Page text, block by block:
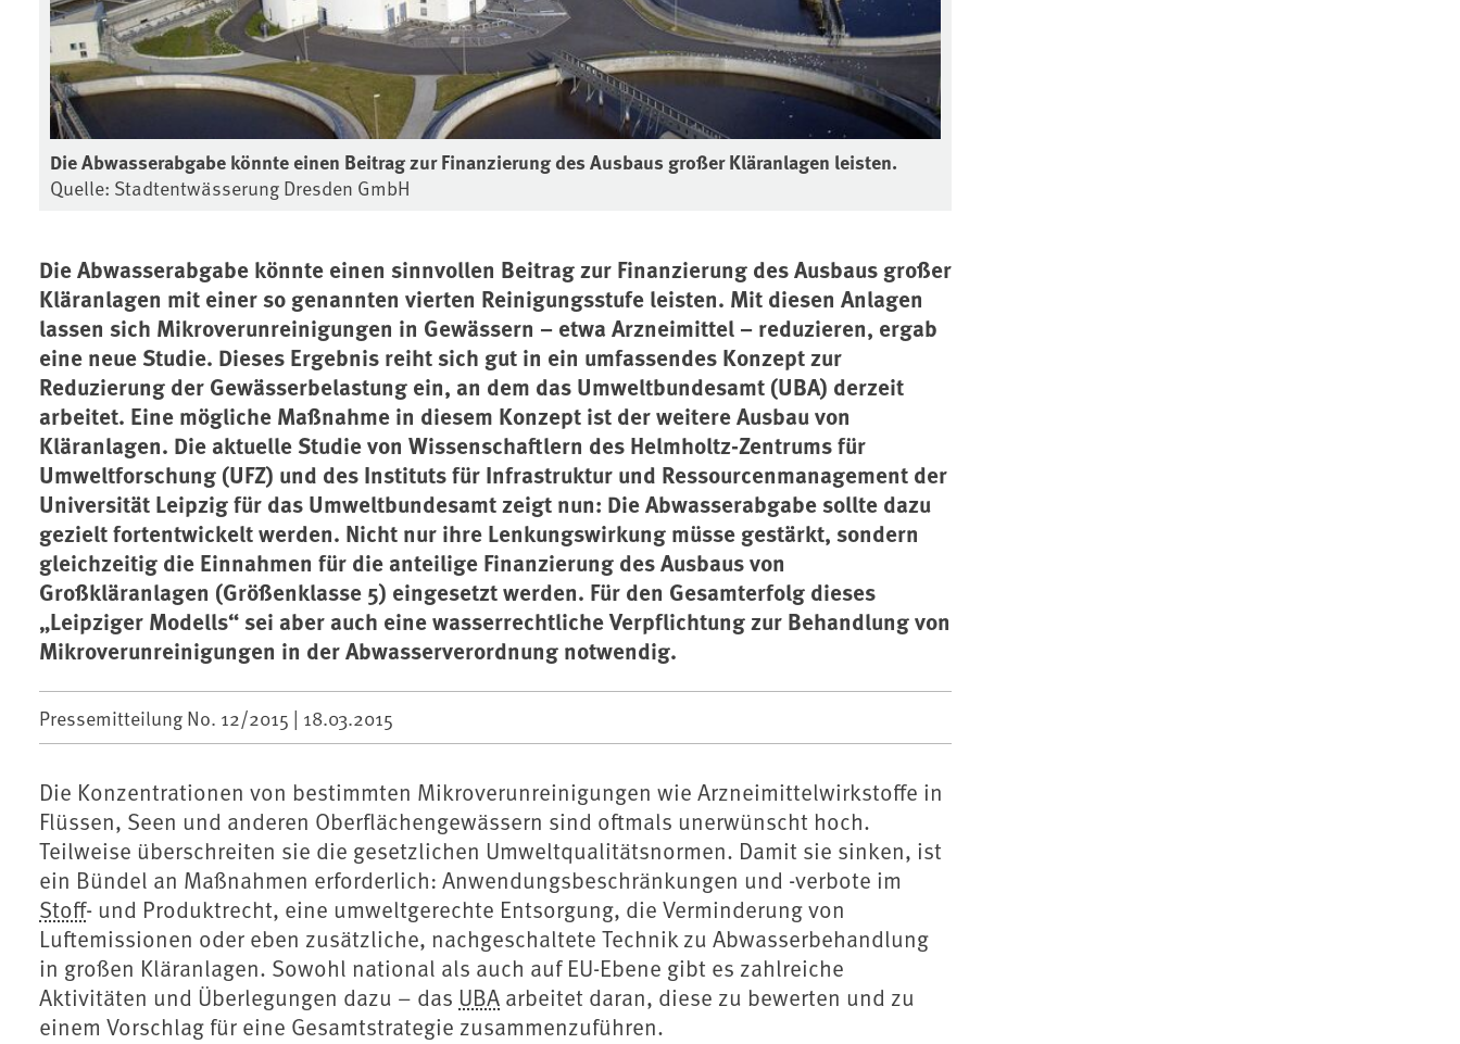
Die Abwasserabgabe könnte einen Beitrag zur Finanzierung des Ausbaus großer Kläranlagen leisten.
Quelle: Stadtentwässerung Dresden GmbH
Die Abwasserabgabe könnte einen sinnvollen Beitrag zur Finanzierung des Ausbaus großer
Kläranlagen mit einer so genannten vierten Reinigungsstufe leisten. Mit diesen Anlagen
lassen sich Mikroverunreinigungen in Gewässern – etwa Arzneimittel – reduzieren, ergab
eine neue Studie. Dieses Ergebnis reiht sich gut in ein umfassendes Konzept zur
Reduzierung der Gewässerbelastung ein, an dem das Umweltbundesamt (UBA) derzeit
arbeitet. Eine mögliche Maßnahme in diesem Konzept ist der weitere Ausbau von
Kläranlagen. Die aktuelle Studie von Wissenschaftlern des Helmholtz-Zentrums für
Umweltforschung (UFZ) und des Instituts für Infrastruktur und Ressourcenmanagement der
Universität Leipzig für das Umweltbundesamt zeigt nun: Die Abwasserabgabe sollte dazu
gezielt fortentwickelt werden. Nicht nur ihre Lenkungswirkung müsse gestärkt, sondern
gleichzeitig die Einnahmen für die anteilige Finanzierung des Ausbaus von
Großkläranlagen (Größenklasse 5) eingesetzt werden. Für den Gesamterfolg dieses
„Leipziger Modells“ sei aber auch eine wasserrechtliche Verpflichtung zur Behandlung von
Mikroverunreinigungen in der Abwasserverordnung notwendig.
Pressemitteilung No. 12/2015 | 18.03.2015
Die Konzentrationen von bestimmten Mikroverunreinigungen wie Arzneimittelwirkstoffe in
Flüssen, Seen und anderen Oberflächengewässern sind oftmals unerwünscht hoch.
Teilweise überschreiten sie die gesetzlichen Umweltqualitätsnormen. Damit sie sinken, ist
ein Bündel an Maßnahmen erforderlich: Anwendungsbeschränkungen und -verbote im
Stoff- und Produktrecht, eine umweltgerechte Entsorgung, die Verminderung von
Luftemissionen oder eben zusätzliche, nachgeschaltete Technik zu Abwasserbehandlung
in großen Kläranlagen. Sowohl national als auch auf EU-Ebene gibt es zahlreiche
Aktivitäten und Überlegungen dazu – das UBA arbeitet daran, diese zu bewerten und zu
einem Vorschlag für eine Gesamtstrategie zusammenzuführen.